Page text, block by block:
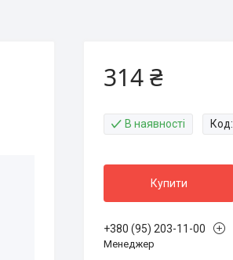
314 ₴
В наявності Код:
Купити
+380 (95) 203-11-00
Менеджер